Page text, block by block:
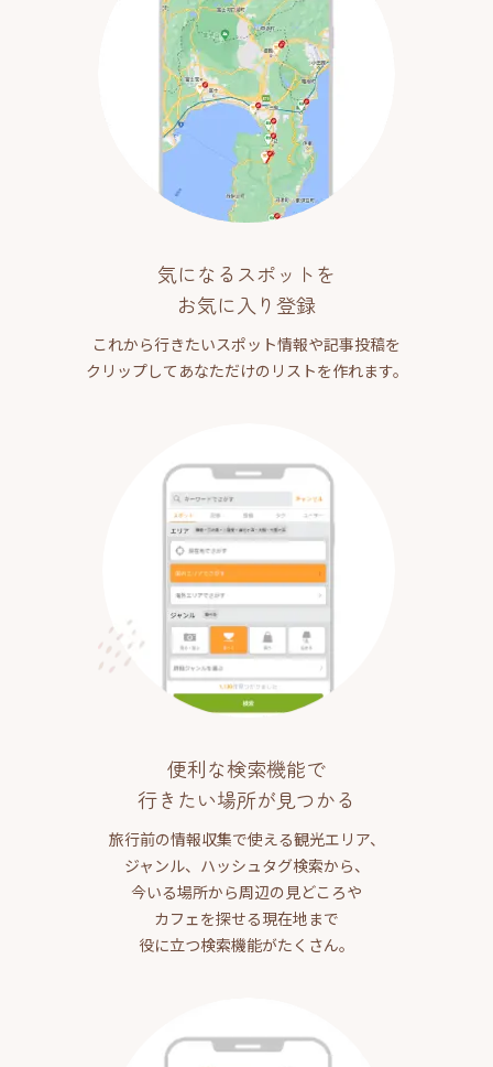
気になるスポットを
お気に入り登録
これから行きたいスポット情報や記事投稿を
クリップしてあなただけのリストを作れます。
便利な検索機能で
行きたい場所が見つかる
旅行前の情報収集で使える観光エリア、
ジャンル、ハッシュタグ検索から、
今いる場所から周辺の見どころや
カフェを探せる現在地まで
役に立つ検索機能がたくさん。